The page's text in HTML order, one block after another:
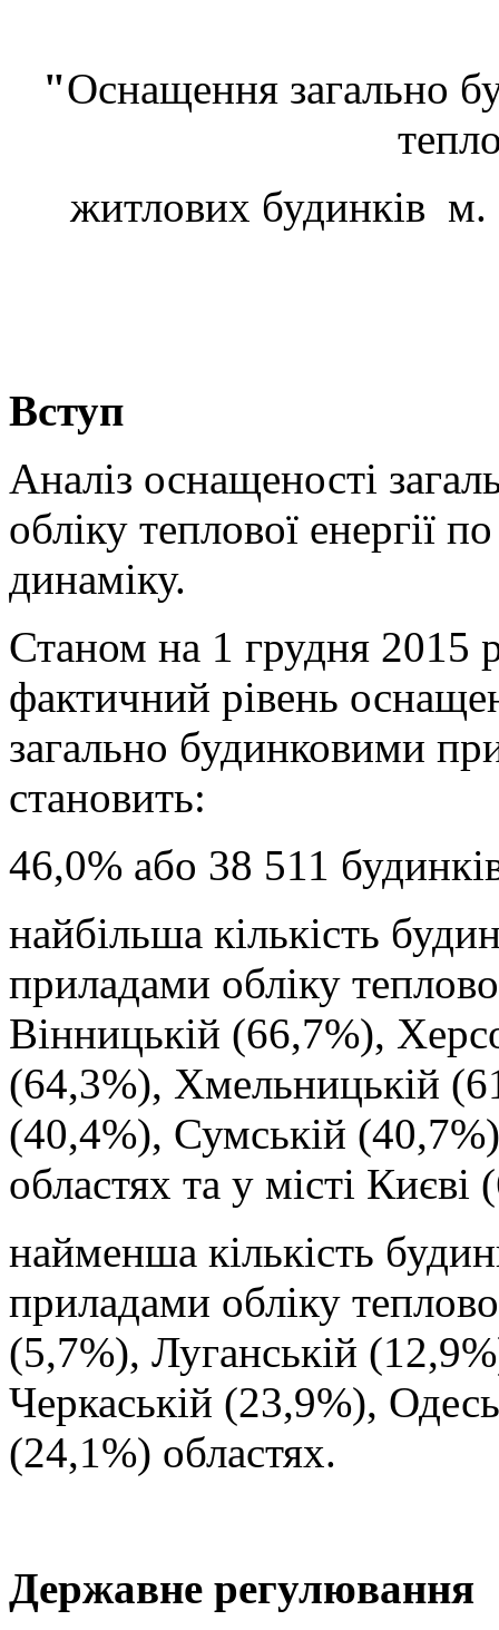
"Оснащення загально
житлових будинків
Вступ
Аналіз оснащеності
обліку теплової енергії
динаміку.
Станом на 1 грудня 2015
фактичний рівень
загально будинковими
становить:
46,0% або 38 511
найбільша кількість
приладами обліку
Вінницькій (66,7%),
(64,3%), Хмельницькій
(40,4%), Сумській
областях та у місті Києві
найменша кількість
приладами обліку
(5,7%), Луганській
Черкаській (23,9%),
(24,1%) областях.
Державне регулювання